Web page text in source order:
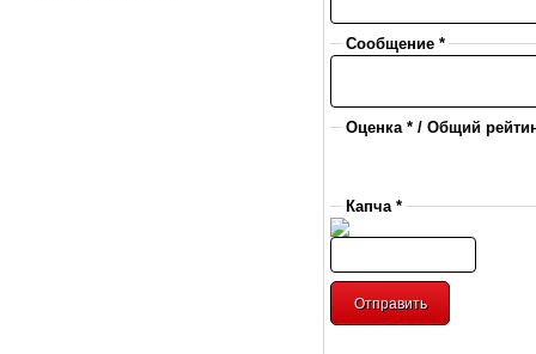
Сообщение *
Оценка * / Общий
Капча *